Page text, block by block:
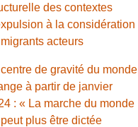
des contextes
à la considération
acteurs
centre de gravité du monde
à partir de janvier
: « La marche du monde
plus être dictée